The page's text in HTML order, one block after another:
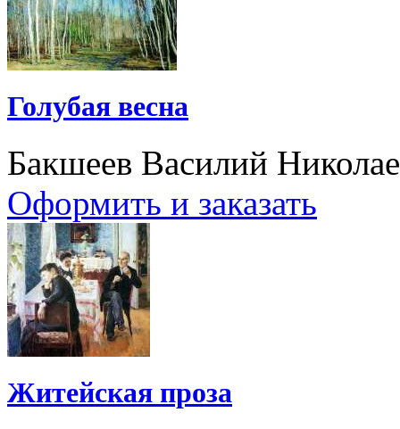
Голубая весна
Бакшеев Василий
Оформить и заказать
Житейская проза